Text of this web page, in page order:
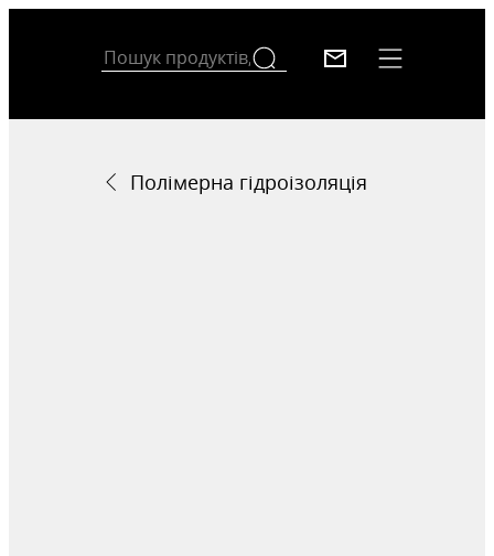
Полімерна гідроізоляція